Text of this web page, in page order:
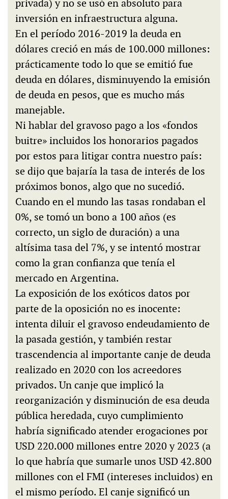
privada) y no se usó en absoluto para
inversión en infraestructura alguna.
En el período 2016-2019 la deuda en
dólares creció en más de 100.000 millones:
prácticamente todo lo que se emitió fue
deuda en dólares, disminuyendo la emisión
de deuda en pesos, que es mucho más
manejable.
Ni hablar del gravoso pago a los «fondos
buitre» incluidos los honorarios pagados
por estos para litigar contra nuestro país:
se dijo que bajaría la tasa de interés de los
próximos bonos, algo que no sucedió.
Cuando en el mundo las tasas rondaban el
0%, se tomó un bono a 100 años (es
correcto, un siglo de duración) a una
altísima tasa del 7%, y se intentó mostrar
como la gran confianza que tenía el
mercado en Argentina.
La exposición de los exóticos datos por
parte de la oposición no es inocente:
intenta diluir el gravoso endeudamiento de
la pasada gestión, y también restar
trascendencia al importante canje de deuda
realizado en 2020 con los acreedores
privados. Un canje que implicó la
reorganización y disminución de esa deuda
pública heredada, cuyo cumplimiento
habría significado atender erogaciones por
USD 220.000 millones entre 2020 y 2023 (a
lo que habría que sumarle unos USD 42.800
millones con el FMI (intereses incluidos) en
el mismo período. El canje significó un